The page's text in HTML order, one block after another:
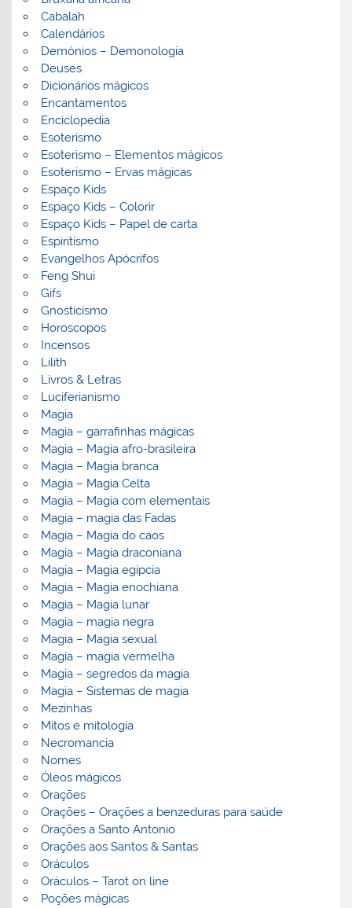
Cabalah
Calendários
Demónios – Demonologia
Deuses
Dicionários mágicos
Encantamentos
Enciclopedia
Esoterismo
Esoterismo – Elementos mágicos
Esoterismo – Ervas mágicas
Espaço Kids
Espaço Kids – Colorir
Espaço Kids – Papel de carta
Espiritismo
Evangelhos Apócrifos
Feng Shui
Gifs
Gnosticismo
Horoscopos
Incensos
Lilith
Livros & Letras
Luciferianismo
Magia
Magia – garrafinhas mágicas
Magia – Magia afro-brasileira
Magia – Magia branca
Magia – Magia Celta
Magia – Magia com elementais
Magia – magia das Fadas
Magia – Magia do caos
Magia – Magia draconiana
Magia – Magia egípcia
Magia – Magia enochiana
Magia – Magia lunar
Magia – magia negra
Magia – Magia sexual
Magia – magia vermelha
Magia – segredos da magia
Magia – Sistemas de magia
Mezinhas
Mitos e mitologia
Necromancia
Nomes
Óleos mágicos
Orações
Orações – Orações a benzeduras para saúde
Orações a Santo Antonio
Orações aos Santos & Santas
Oráculos
Oráculos – Tarot on line
Poções mágicas